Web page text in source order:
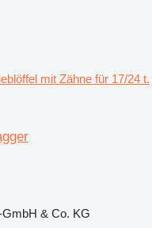
mit Zähne für 17/24 t.
& Co. KG